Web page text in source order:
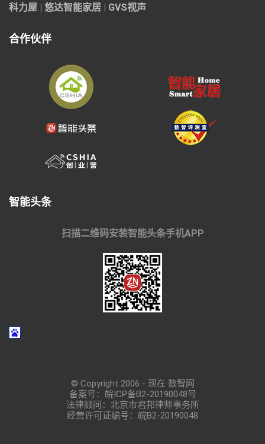
科力屋
悠达智能家居 GVS视声
合作伙伴
智能头条
扫描二维码安装智能头条手机APP
© Copyright 2006 - 现在 数智网
备案号： 皖ICP备B2-20190048号
法律顾问：北京市君邦律师事务所
经营许可证编号：皖B2-20190048